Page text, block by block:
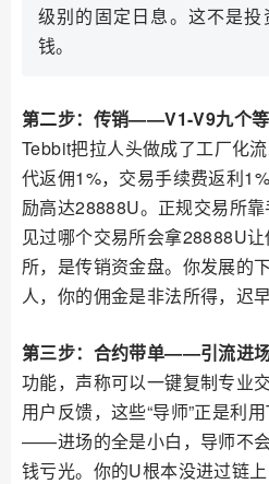
级别的固定日息。这不是
钱。
第二步：传销——V1-V9九个等
Tebbit把拉人头做成了工厂化
代返佣1%，交易手续费返利
励高达28888U。正规交易所
见过哪个交易所会拿28888U
所，是传销资金盘。你发展的
人，你的佣金是非法所得，迟
第三步：合约带单——引流进场
功能，声称可以一键复制专业
用户反馈，这些“导师”正是利
——进场的全是小白，导师不
钱亏光。你的U根本没进过链